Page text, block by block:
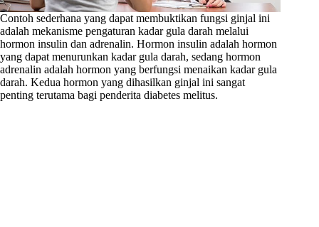
Contoh sederhana yang dapat membuktikan fungsi ginjal ini
adalah mekanisme pengaturan kadar gula darah melalui
hormon insulin dan adrenalin. Hormon insulin adalah hormon
yang dapat menurunkan kadar gula darah, sedang hormon
adrenalin adalah hormon yang berfungsi menaikan kadar gula
darah. Kedua hormon yang dihasilkan ginjal ini sangat
penting terutama bagi penderita diabetes melitus.